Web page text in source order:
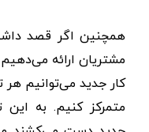
همچنین اگر قصد
مشتریان ارائه
کار جدید می‌توانیم هر
متمرکز کنیم. به